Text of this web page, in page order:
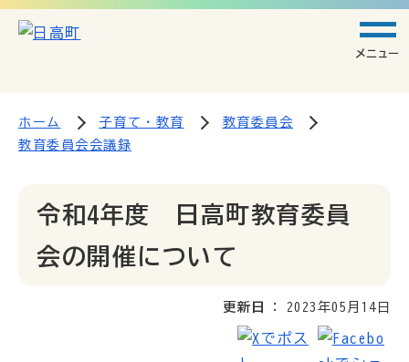
メニュー
ホーム 子育て・教育
教育委員会
教育委員会会議録
令和4年度 日高町教育委員
会の開催について
更新日 2023年05月14日